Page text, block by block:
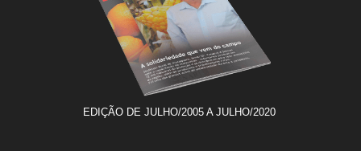
EDIÇÃO DE JULHO/2005 A JULHO/2020